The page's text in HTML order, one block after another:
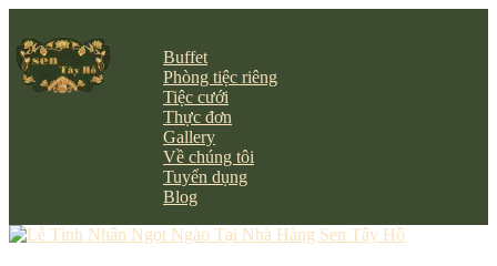
Buffet
Phòng tiệc riêng
Tiệc cưới
Thực đơn
Gallery
Về chúng tôi
Tuyển dụng
Blog